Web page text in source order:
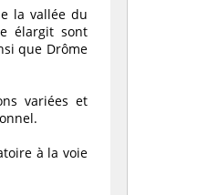
la vallée du
élargit sont
que Drôme
variées et
à la voie